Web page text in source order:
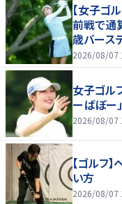
【女子ゴ
前戦で通
歳バース
2026/08/07
女子ゴル
ーばぼー
2026/08/07
【ゴルフ
い方
2026/08/07